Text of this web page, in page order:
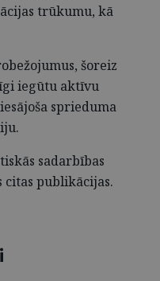
trūkumu, kā
šoreiz
iegūtu aktīvu
sprieduma
sadarbības
citas publikācijas.